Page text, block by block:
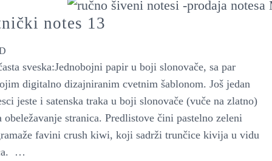
notes 13
sveska:Jednobojni papir u boji slonovače, sa par
digitalno dizajniranim cvetnim šablonom. Još jedan
jeste i satenska traka u boji slonovače (vuče na zlatno)
obeležavanje stranica. Predlistove čini pastelno zeleni
favini crush kiwi, koji sadrži trunčice kivija u vidu
…